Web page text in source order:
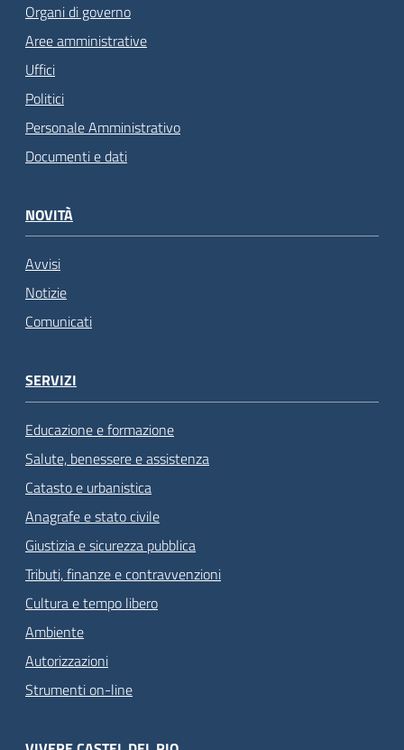
Organi di governo
Aree amministrative
Uffici
Politici
Personale Amministrativo
Documenti e dati
NOVITÀ
Avvisi
Notizie
Comunicati
SERVIZI
Educazione e formazione
Salute, benessere e assistenza
Catasto e urbanistica
Anagrafe e stato civile
Giustizia e sicurezza pubblica
Tributi, finanze e contravvenzioni
Cultura e tempo libero
Ambiente
Autorizzazioni
Strumenti on-line